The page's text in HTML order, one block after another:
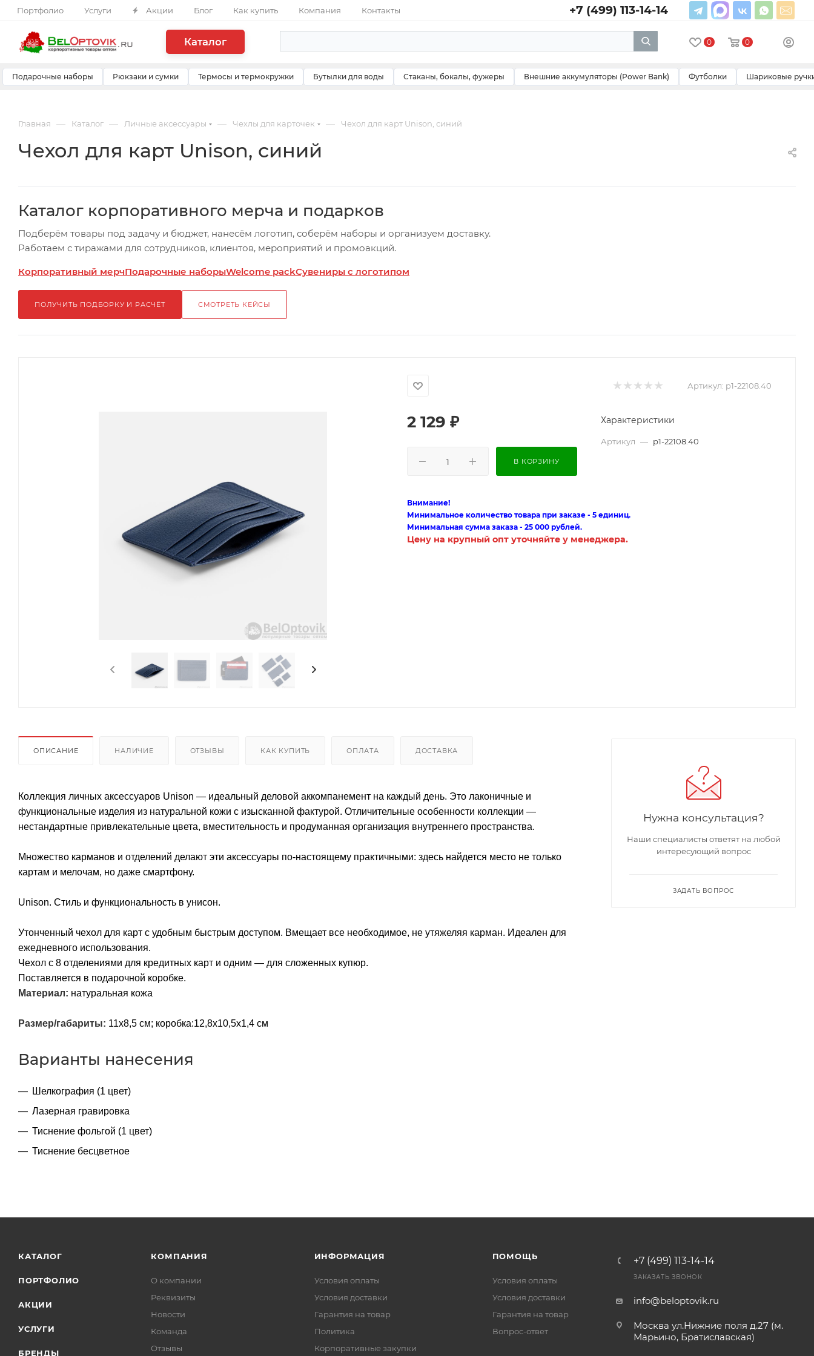
Портфолио Услуги Акции Блог Как купить Компания Контакты +7 (499) 113-14-14
Каталог 0 0
Подарочные наборы Рюкзаки и сумки Термосы и термокружки Бутылки для воды Стаканы, бокалы, фужеры Внешние аккумуляторы (Power Bank) Футболки Шариковые
Главная — Каталог — Личные аксессуары — Чехлы для карточек — Чехол для карт Unison, синий
Чехол для карт Unison, синий
Каталог корпоративного мерча и подарков
Подберём товары под задачу и бюджет, нанесём логотип, соберём наборы и организуем доставку.
Работаем с тиражами для сотрудников, клиентов, мероприятий и промоакций.
Корпоративный мерчПодарочные наборыWelcome packСувениры с логотипом
ПОЛУЧИТЬ ПОДБОРКУ И РАСЧЁТ СМОТРЕТЬ КЕЙСЫ
Артикул: p1-22108.40
2 129 ₽
В КОРЗИНУ
Характеристики
Артикул — p1-22108.40
Внимание!
Минимальное количество товара при заказе - 5 единиц.
Минимальная сумма заказа - 25 000 рублей.
Цену на крупный опт уточняйте у менеджера.
ОПИСАНИЕ НАЛИЧИЕ ОТЗЫВЫ КАК КУПИТЬ ОПЛАТА ДОСТАВКА
Коллекция личных аксессуаров Unison — идеальный деловой аккомпанемент на каждый день. Это лаконичные и
функциональные изделия из натуральной кожи с изысканной фактурой. Отличительные особенности коллекции —
нестандартные привлекательные цвета, вместительность и продуманная организация внутреннего пространства.
Множество карманов и отделений делают эти аксессуары по-настоящему практичными: здесь найдется место не только
картам и мелочам, но даже смартфону.
Unison. Стиль и функциональность в унисон.
Утонченный чехол для карт с удобным быстрым доступом. Вмещает все необходимое, не утяжеляя карман. Идеален для
ежедневного использования.
Чехол с 8 отделениями для кредитных карт и одним — для сложенных купюр.
Поставляется в подарочной коробке.
Материал: натуральная кожа
Размер/габариты: 11х8,5 см; коробка:12,8х10,5х1,4 см
Варианты нанесения
Шелкография (1 цвет)
Лазерная гравировка
Тиснение фольгой (1 цвет)
Тиснение бесцветное
Нужна консультация?
Наши специалисты ответят на любой
интересующий вопрос
ЗАДАТЬ ВОПРОС
КАТАЛОГ
ПОРТФОЛИО
АКЦИИ
УСЛУГИ
БРЕНДЫ
КОМПАНИЯ
О компании
Реквизиты
Новости
Команда
Отзывы
ИНФОРМАЦИЯ
Условия оплаты
Условия доставки
Гарантия на товар
Политика
Корпоративные закупки
ПОМОЩЬ
Условия оплаты
Условия доставки
Гарантия на товар
Вопрос-ответ
+7 (499) 113-14-14
ЗАКАЗАТЬ ЗВОНОК
info@beloptovik.ru
Москва ул.Нижние поля д.27 (м.
Марьино, Братиславская)